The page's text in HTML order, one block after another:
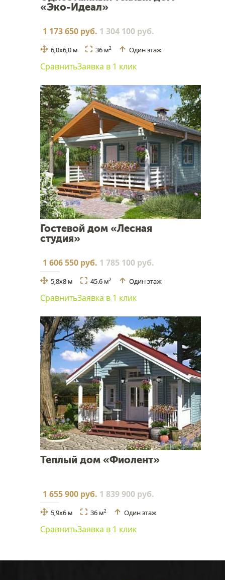
«Эко-Идеал»
1 173 650 руб. 1 304 100 руб.
6,0х6,0 м 36 м2 Один этаж
СравнитьЗаявка в 1 клик
Гостевой дом «Лесная
студия»
1 606 550 руб. 1 785 100 руб.
5,8x8 м 45.6 м2 Один этаж
СравнитьЗаявка в 1 клик
Теплый дом «Фиолент»
1 655 900 руб. 1 839 900 руб.
5,9x6 м 36 м2 Один этаж
СравнитьЗаявка в 1 клик